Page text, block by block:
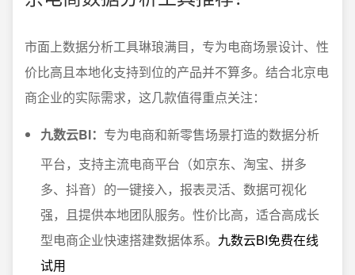
市面上数据分析工具琳琅满目，专为电商场景设计、性
价比高且本地化支持到位的产品并不算多。结合北京电
商企业的实际需求，这几款值得重点关注：
九数云BI： 专为电商和新零售场景打造的数据分析
平台，支持主流电商平台（如京东、淘宝、拼多
多、抖音）的一键接入，报表灵活、数据可视化
强，且提供本地团队服务。性价比高，适合高成长
型电商企业快速搭建数据体系。 九数云BI免费在线
试用